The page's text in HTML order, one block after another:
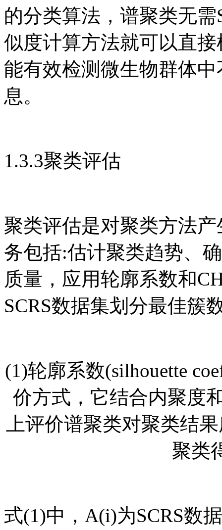
的分类算法，谱聚类无
似度计算方法就可以直
能有效检测微生物群体
息。
1.3.3聚类评估
聚类评估是对聚类方法
务包括:估计聚类趋势、
质量，应用轮廓系数和
SCRS数据集划分最佳簇
(1)轮廓系数(silhouette
价方式，它结合内聚度
上评价谱聚类对聚类结
聚类
式(1)中，A(i)为SCRS数